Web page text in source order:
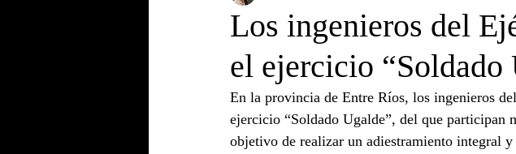
Los ingenieros del
el ejercicio “Soldado
En la provincia de Entre Ríos, los ingenieros
ejercicio “Soldado Ugalde”, del que participan
objetivo de realizar un adiestramiento integral